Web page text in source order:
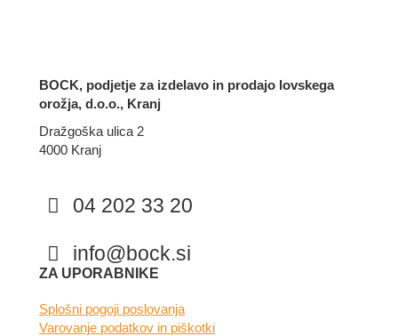
BOCK, podjetje za izdelavo in prodajo lovskega
orožja, d.o.o., Kranj
Dražgoška ulica 2
4000 Kranj
04 202 33 20
info@bock.si
Facebook
Instagram
ZA UPORABNIKE
Splošni pogoji poslovanja
Varovanje podatkov in piškotki